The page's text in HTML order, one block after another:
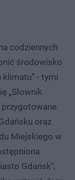
codziennych
środowisko
klimatu” - tymi
„Słownik
oraz
Miejskiego w
Gdańsk",